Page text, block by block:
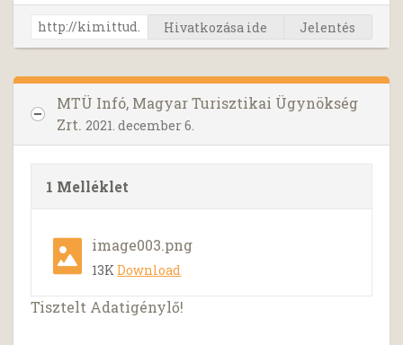
Hivatkozása ide Jelentés
MTÜ Infó, Magyar Turisztikai Ügynökség
Zrt. 2021. december 6.
1 Melléklet
image003.png
13KDownload
Tisztelt Adatigénylő!